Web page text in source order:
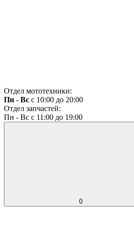
Отдел мототехники:
Пн - Вс с 10:00 до 20:00
Отдел запчастей:
Пн - Вс с 11:00 до 19:00
0